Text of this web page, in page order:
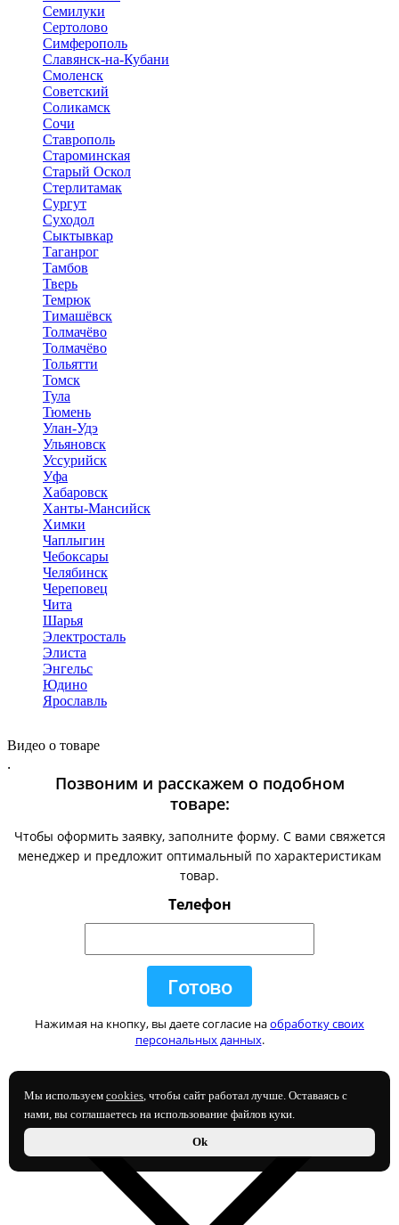
Мы используем cookies, чтобы сайт работал лучше. Оставаясь с
нами, вы соглашаетесь на использование файлов куки.
Ok
Семилуки
Сертолово
Симферополь
Славянск-на-Кубани
Смоленск
Советский
Соликамск
Сочи
Ставрополь
Староминская
Старый Оскол
Стерлитамак
Сургут
Суходол
Сыктывкар
Таганрог
Тамбов
Тверь
Темрюк
Тимашёвск
Толмачёво
Толмачёво
Тольятти
Томск
Тула
Тюмень
Улан-Удэ
Ульяновск
Уссурийск
Уфа
Хабаровск
Ханты-Мансийск
Химки
Чаплыгин
Чебоксары
Челябинск
Череповец
Чита
Шарья
Электросталь
Элиста
Энгельс
Юдино
Ярославль
Видео о товаре
.
Позвоним и расскажем о подобном
товаре:
Чтобы оформить заявку, заполните форму. С вами свяжется
менеджер и предложит оптимальный по характеристикам
товар.
Телефон
Нажимая на кнопку, вы даете согласие наобработку своих
персональных данных.